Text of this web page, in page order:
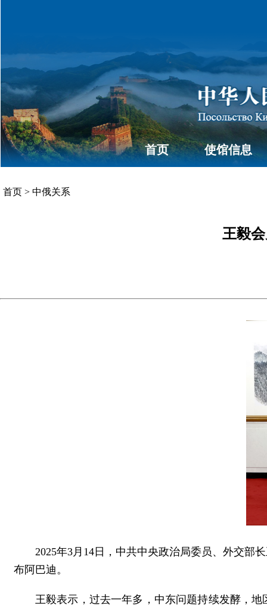
首页 使馆信息
首页 > 中俄关系
王毅
2025年3月14日，中共中央政治局委员、外交部
布阿巴迪。
王毅表示，过去一年多，中东问题持续发酵，